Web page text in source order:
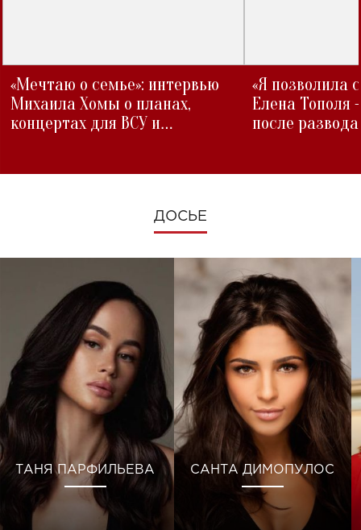
«Мечтаю о семье»: интервью
Михаила Хомы о планах,
концертах для ВСУ и
«Я позволила
Елена Тополя
после развода
ДОСЬЕ
ТАНЯ ПАРФИЛЬЕВА САНТА ДИМОПУЛОС